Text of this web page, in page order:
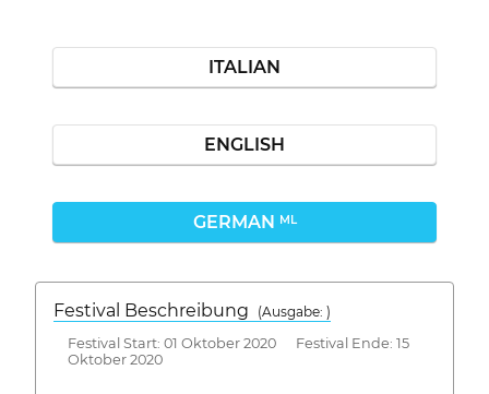
ITALIAN
ENGLISH
GERMAN ML
Festival Beschreibung
(Ausgabe: )
Festival Start: 01 Oktober 2020 Festival Ende: 15
Oktober 2020